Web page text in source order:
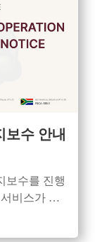
수 안내
보수를 진행
비스가 일
템은 유지